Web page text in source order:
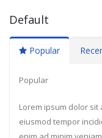
Default
Popular
Popular
Lorem ipsum dolor sit
eiusmod tempor